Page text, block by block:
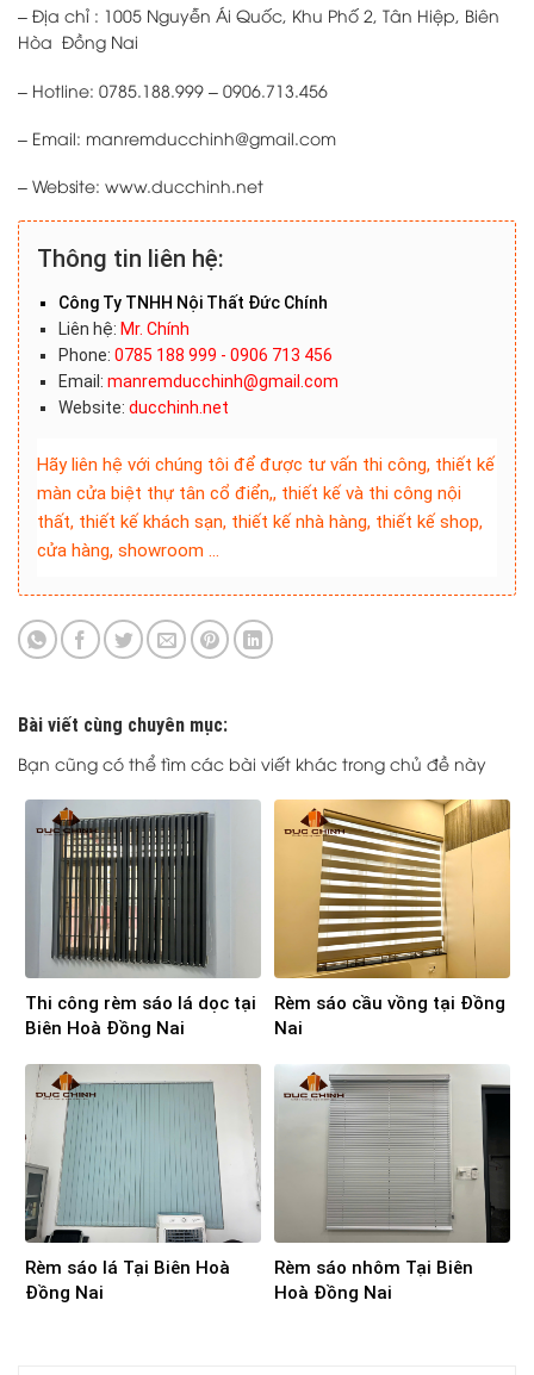
– Địa chỉ : 1005 Nguyễn Ái Quốc, Khu Phố 2, Tân Hiệp, Biên
Hòa Đồng Nai
– Hotline: 0785.188.999 – 0906.713.456
– Email: manremducchinh@gmail.com
– Website: www.ducchinh.net
Thông tin liên hệ:
Công Ty TNHH Nội Thất Đức Chính
Liên hệ: Mr. Chính
Phone: 0785 188 999 - 0906 713 456
Email:manremducchinh@gmail.com
Website:ducchinh.net
Hãy liên hệ với chúng tôi để được tư vấn thi công, thiết kế
màn cửa biệt thự tân cổ điển,, thiết kế và thi công nội
thất, thiết kế khách sạn, thiết kế nhà hàng, thiết kế shop,
cửa hàng, showroom …
Bài viết cùng chuyên mục:
Bạn cũng có thể tìm các bài viết khác trong chủ đề này
Thi công rèm sáo lá dọc tại
Biên Hoà Đồng Nai
Rèm sáo cầu vồng tại Đồng
Nai
Rèm sáo lá Tại Biên Hoà
Đồng Nai
Rèm sáo nhôm Tại Biên
Hoà Đồng Nai